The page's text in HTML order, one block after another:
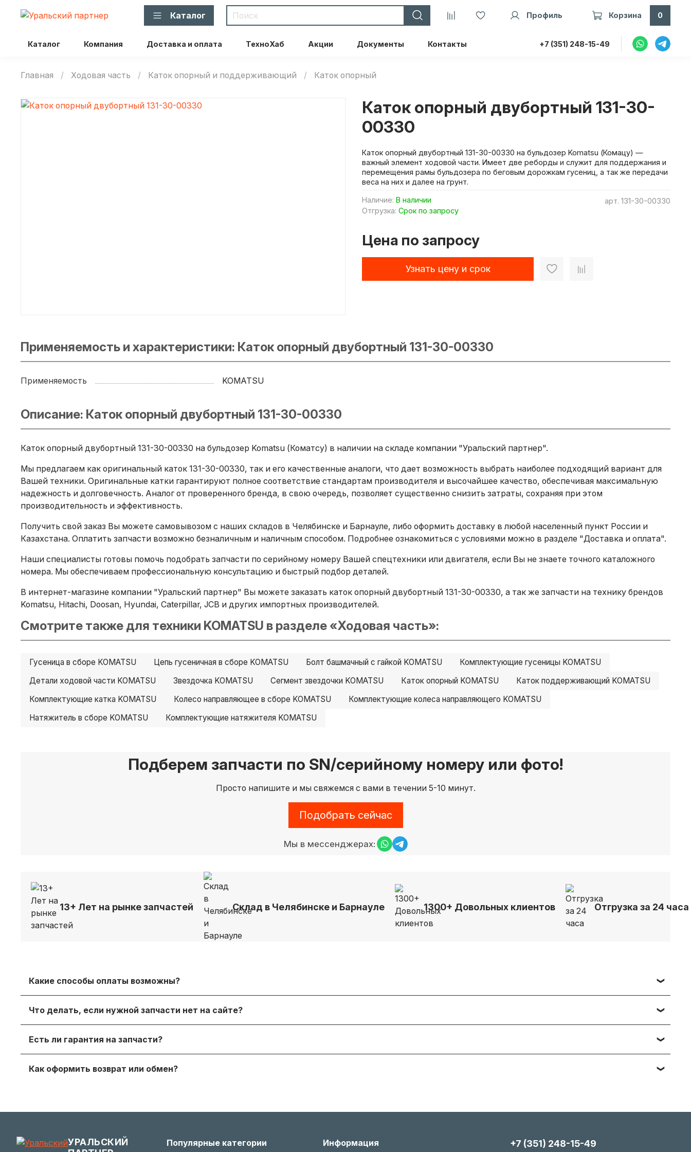
Каталог Компания Доставка и оплата ТехноХаб Акции Документы Контакты +7 (351) 248-15-49
Каталог Профиль Корзина 0
Главная Ходовая часть Каток опорный и поддерживающий Каток опорный
арт. 131-30-00330
Наличие: В наличии
Отгрузка: Срок по запросу
Каток опорный двубортный 131-30-
00330
Цена по запросу
Узнать цену и срок
Каток опорный двубортный 131-30-00330 на бульдозер Komatsu (Комацу) —
важный элемент ходовой части. Имеет две реборды и служит для поддержания и
перемещения рамы бульдозера по беговым дорожкам гусениц, а так же передачи
веса на них и далее на грунт.
Применяемость и характеристики: Каток опорный двубортный 131-30-00330
Применяемость KOMATSU
Описание: Каток опорный двубортный 131-30-00330
Каток опорный двубортный 131-30-00330 на бульдозер Komatsu (Коматсу) в наличии на складе компании "Уральский партнер".
Мы предлагаем как оригинальный каток 131-30-00330, так и его качественные аналоги, что дает возможность выбрать наиболее подходящий вариант для
Вашей техники. Оригинальные катки гарантируют полное соответствие стандартам производителя и высочайшее качество, обеспечивая максимальную
надежность и долговечность. Аналог от проверенного бренда, в свою очередь, позволяет существенно снизить затраты, сохраняя при этом
производительность и эффективность.
Получить свой заказ Вы можете самовывозом с наших складов в Челябинске и Барнауле, либо оформить доставку в любой населенный пункт России и
Казахстана. Оплатить запчасти возможно безналичным и наличным способом. Подробнее ознакомиться с условиями можно в разделе "Доставка и оплата".
Наши специалисты готовы помочь подобрать запчасти по серийному номеру Вашей спецтехники или двигателя, если Вы не знаете точного каталожного
номера. Мы обеспечиваем профессиональную консультацию и быстрый подбор деталей.
В интернет-магазине компании "Уральский партнер" Вы можете заказать каток опорный двубортный 131-30-00330, а так же запчасти на технику брендов
Komatsu, Hitachi, Doosan, Hyundai, Caterpillar, JCB и других импортных производителей.
Смотрите также для техники KOMATSU в разделе «Ходовая часть»:
Гусеница в сборе KOMATSU Цепь гусеничная в сборе KOMATSU Болт башмачный с гайкой KOMATSU
Комплектующие гусеницы KOMATSU
Детали ходовой части KOMATSU
Звездочка KOMATSU Сегмент звездочки KOMATSU Каток опорный KOMATSU
Каток поддерживающий KOMATSU
Комплектующие катка KOMATSU
Колесо направляющее в сборе KOMATSU
Комплектующие колеса направляющего KOMATSU
Натяжитель в сборе KOMATSU
Комплектующие натяжителя KOMATSU
Подберем запчасти по SN/серийному номеру или фото!
Просто напишите и мы свяжемся с вами в течении 5-10 минут.
Подобрать сейчас
Мы в мессенджерах:
13+ Лет на рынке запчастей Склад в Челябинске и Барнауле 1300+ Довольных клиентов Отгрузка за 24 часа
Какие способы оплаты возможны?
онлайн‑оплату.
Что делать, если нужной запчасти нет на сайте?
достойный вариант.
Есть ли гарантия на запчасти?
получите с заказом или по запросу у менеджера.
Как оформить возврат или обмен?
УРАЛЬСКИЙ
Популярные категории Информация +7 (351) 248-15-49